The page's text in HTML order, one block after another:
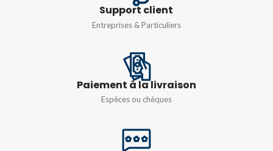
Support client
Entreprises & Particuliers
Paiement à la livraison
Espèces ou chèques